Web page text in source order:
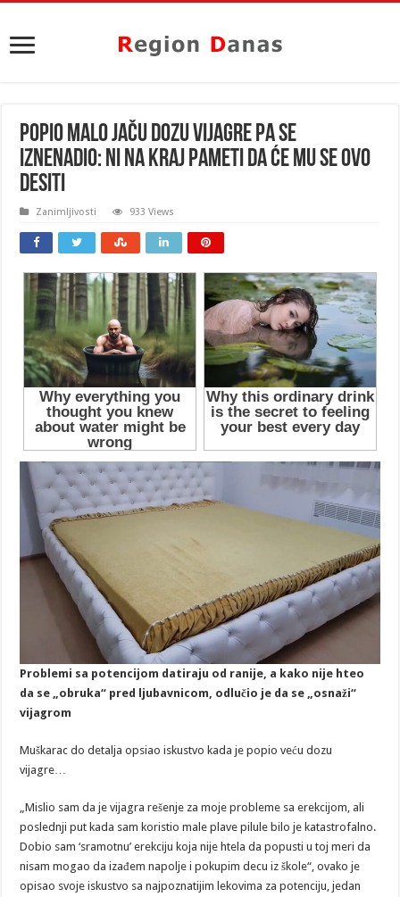
POPIO MALO JAČU DOZU VIJAGRE PA SE
IZNENADIO: Ni na kraj pameti da će mu se OVO
DESITI
Zanimljivosti 933 Views
Problemi sa potencijom datiraju od ranije, a kako nije hteo
da se „obruka“ pred ljubavnicom, odlučio je da se „osnaži“
vijagrom
Muškarac do detalja opsiao iskustvo kada je popio veću dozu
vijagre…
„Mislio sam da je vijagra rešenje za moje probleme sa erekcijom, ali
poslednji put kada sam koristio male plave pilule bilo je katastrofalno.
Dobio sam ‘sramotnu’ erekciju koja nije htela da popusti u toj meri da
nisam mogao da izađem napolje i pokupim decu iz škole“, ovako je
opisao svoje iskustvo sa najpoznatijim lekovima za potenciju, jedan